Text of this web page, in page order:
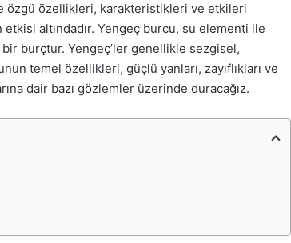
özgü özellikleri, karakteristikleri ve etkileri
altındadır. Yengeç burcu, su elementi ile
burçtur. Yengeç’ler genellikle sezgisel,
temel özellikleri, güçlü yanları, zayıflıkları ve
dair bazı gözlemler üzerinde duracağız.